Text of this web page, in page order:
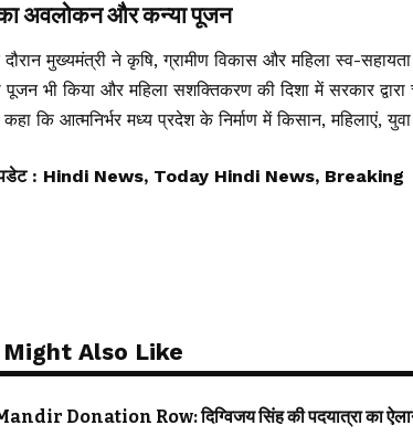
का अवलोकन और कन्या पूजन
मुख्यमंत्री ने कृषि, ग्रामीण विकास और महिला स्व-
पूजन भी किया और महिला सशक्तिकरण की दिशा में सरकार
कि आत्मनिर्भर मध्य प्रदेश के निर्माण में किसान, महिलाएं,
: Hindi News, Today Hindi News, Breaking
Might Also Like
Donation Row: दिग्विजय सिंह की पदयात्रा का